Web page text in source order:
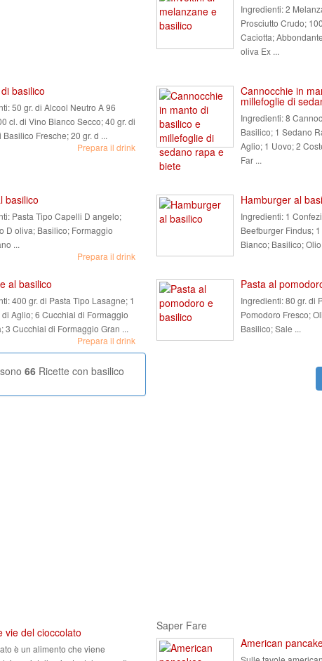
Ingredienti:2
Prosciutto Crudo;
Caciotta;
oliva Ex ...
basilico
50 gr. di Alcool Neutro A 96
cl. di Vino Bianco Secco; 40 gr. di
Basilico Fresche; 20 gr. d ...
Prepara il drink
Cannocchie in
millefoglie di
Ingredienti:8
Basilico; 1 Sedano
Aglio; 1 Uovo; 2
Far ...
basilico
Pasta Tipo Capelli D angelo;
D oliva; Basilico; Formaggio
...
Prepara il drink
Hamburger al
Ingredienti: 1
Beefburger Findus;
Bianco; Basilico;
al basilico
400 gr. di Pasta Tipo Lasagne; 1
Aglio; 6 Cucchiai di Formaggio
3 Cucchiai di Formaggio Gran ...
Prepara il drink
Pasta al
Ingredienti:80 gr. di
Pomodoro Fresco;
Basilico; Sale ...
66 Ricette con basilico
vie del cioccolato
è un alimento che viene
Saper Fare
American